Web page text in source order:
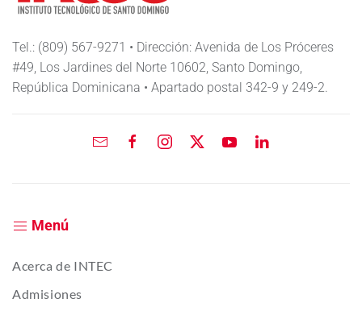
Tel.: (809) 567-9271 • Dirección: Avenida de Los Próceres
#49, Los Jardines del Norte 10602, Santo Domingo,
República Dominicana • Apartado postal 342-9 y 249-2.
Menú
Acerca de INTEC
Admisiones